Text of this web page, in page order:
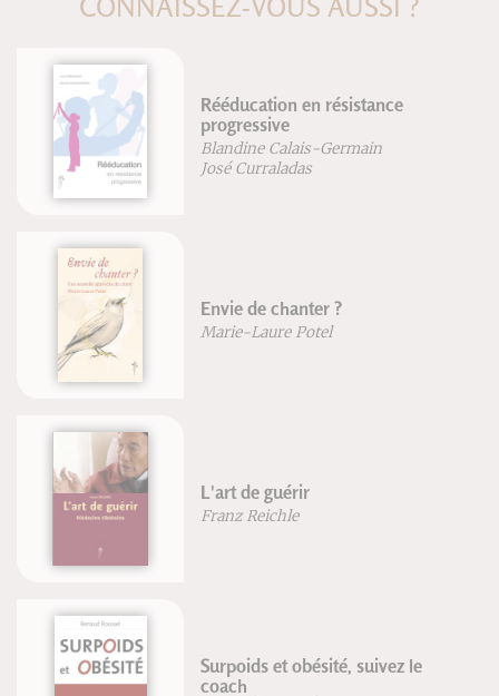
CONNAISSEZ-VOUS AUSSI ?
Rééducation en résistance
progressive
Blandine Calais-Germain
José Curraladas
Envie de chanter ?
Marie-Laure Potel
L'art de guérir
Franz Reichle
Surpoids et obésité, suivez le
coach